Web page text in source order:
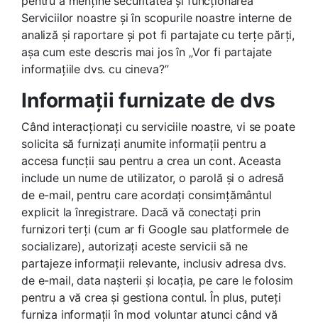
Serviciilor noastre și în scopurile noastre interne de
analiză și raportare și pot fi partajate cu terțe părți,
așa cum este descris mai jos în „Vor fi partajate
informațiile dvs. cu cineva?”
Informații furnizate de dvs
Când interacționați cu serviciile noastre, vi se poate
solicita să furnizați anumite informații pentru a
accesa funcții sau pentru a crea un cont. Aceasta
include un nume de utilizator, o parolă și o adresă
de e-mail, pentru care acordați consimțământul
explicit la înregistrare. Dacă vă conectați prin
furnizori terți (cum ar fi Google sau platformele de
socializare), autorizați aceste servicii să ne
partajeze informații relevante, inclusiv adresa dvs.
de e-mail, data nașterii și locația, pe care le folosim
pentru a vă crea și gestiona contul. În plus, puteți
furniza informații în mod voluntar atunci când vă